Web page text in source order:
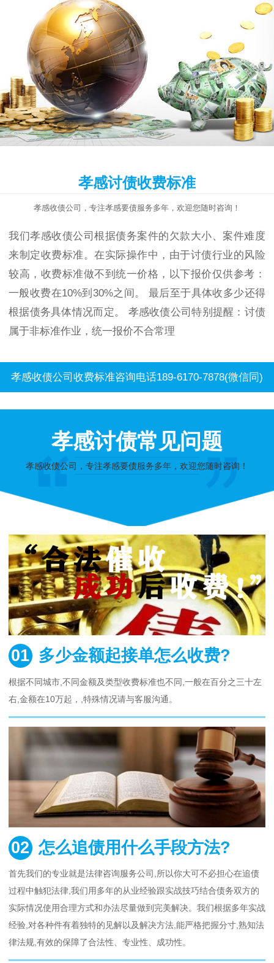
孝感讨债收费标准
孝感收债公司，专注孝感要债服务多年，欢迎您随时咨询！
我们孝感收债公司根据债务案件的欠款大小、案件难度
来制定收费标准。在实际操作中，由于讨债行业的风险
较高，收费标准做不到统一价格，以下报价仅供参考：
一般收费在10%到30%之间。 最后至于具体收多少还得
根据债务具体情况而定。 孝感收债公司特别提醒：讨债
属于非标准作业，统一报价不合常理
孝感收债公司收费标准咨询电话189-6170-7878(微信同)
孝感讨债常见问题
孝感收债公司，专注孝感要债服务多年，欢迎您随时咨询！
01 多少金额起接单怎么收费?
根据不同城市,不同金额及类型收费标准也不同,一般在百分之三十左
右,金额在10万起，,特殊情况请与客服沟通。
02 怎么追债用什么手段方法?
首先我们的专业就是法律咨询服务公司,所以你大可不必担心在追债
过程中触犯法律,我们用多年的从业经验跟实战技巧结合债务双方的
实际情况使用合理方式和办法尽量做到完美解决。我们根据多年实战
经验,对各种件有着独特的见解以及解决方法,能严格把握分寸,熟知法
律法规,有效的保障了合法性、专业性、成功性。